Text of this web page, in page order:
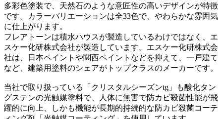
多彩色塗装で、天然石のような意匠性の高いデザインが特徴
です。
カラーバリエーションは全33色で、やわらかな雰囲気
に仕上がります。
フレアトーンは積水ハウスが製造しているわけではなく、エ
スケー化研株式会社が製造しています。 エスケー化研株式会
社は、日本ペイントや関西ペイントなどを抑えて、一戸建て
など、建築用塗料のシェアがトップクラスのメーカーです。
当社で取り扱っている「クリスタルシーズンtg」も酸化タン
グステンの光触媒塗料で、人体に無害で防カビ殺菌性能が飛
躍的に向上、しかも機能が長期的持続的な防カビ殺菌コーテ